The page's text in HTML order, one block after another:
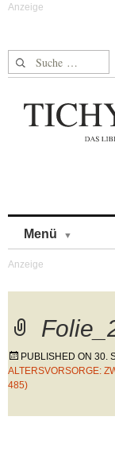
Suche nach:
Menü
PUBLISHED ON 30.
ALTERSVORSORGE:
485)